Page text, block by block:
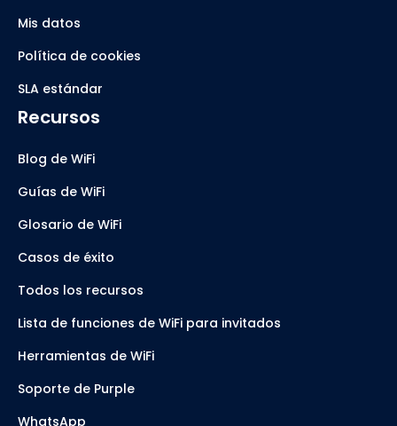
Mis datos
Política de cookies
SLA estándar
Recursos
Blog de WiFi
Guías de WiFi
Glosario de WiFi
Casos de éxito
Todos los recursos
Lista de funciones de WiFi para invitados
Herramientas de WiFi
Soporte de Purple
WhatsApp